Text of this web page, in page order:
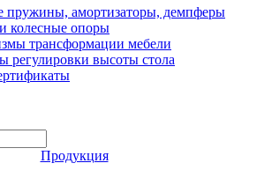
пружины, амортизаторы, демпферы
колесные опоры
трансформации мебели
регулировки высоты стола
Продукция